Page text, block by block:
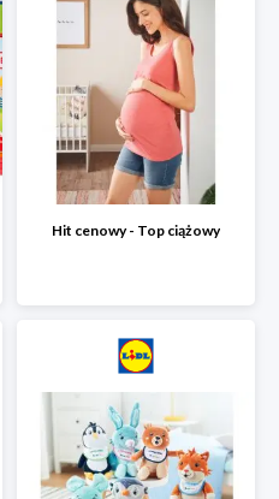
Hit cenowy - Top ciążowy